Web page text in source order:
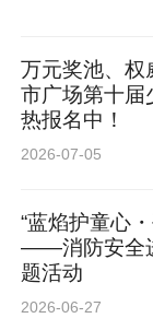
万元奖池、权
市广场第十届
热报名中！
2026-07-05
“蓝焰护童心
——消防安全
题活动
2026-06-27